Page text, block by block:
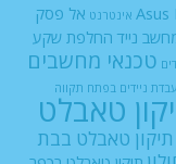
Asus אינטרנט אל פסק
נייד החלפת שקע
טכנאי מחשבים
ניידים בפתח תקווה
טאבלט
תיקון טאבלט בבת